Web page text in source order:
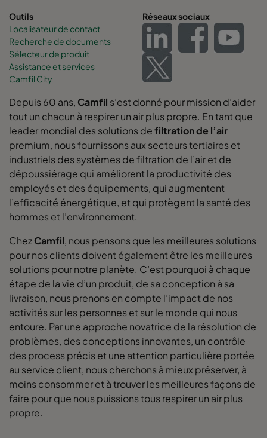
Outils
Localisateur de contact
Recherche de documents
Sélecteur de produit
Assistance et services
Camfil City
Réseaux sociaux
Depuis 60 ans, Camfil s’est donné pour mission d’aider
tout un chacun à respirer un air plus propre. En tant que
leader mondial des solutions defiltration de l’air
premium, nous fournissons aux secteurs tertiaires et
industriels des systèmes de filtration de l’air et de
dépoussiérage qui améliorent la productivité des
employés et des équipements, qui augmentent
l’efficacité énergétique, et qui protègent la santé des
hommes et l’environnement.
ChezCamfil, nous pensons que les meilleures solutions
pour nos clients doivent également être les meilleures
solutions pour notre planète. C’est pourquoi à chaque
étape de la vie d’un produit, de sa conception à sa
livraison, nous prenons en compte l’impact de nos
activités sur les personnes et sur le monde qui nous
entoure. Par une approche novatrice de la résolution de
problèmes, des conceptions innovantes, un contrôle
des process précis et une attention particulière portée
au service client, nous cherchons à mieux préserver, à
moins consommer et à trouver les meilleures façons de
faire pour que nous puissions tous respirer un air plus
propre.